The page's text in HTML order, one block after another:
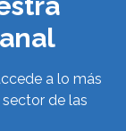
a lo más
de las